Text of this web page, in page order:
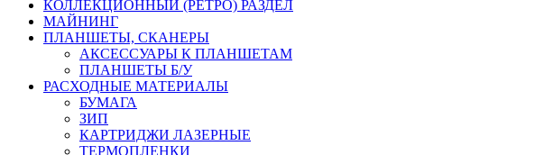
КОЛЛЕКЦИОННЫЙ (РЕТРО) РАЗДЕЛ
МАЙНИНГ
ПЛАНШЕТЫ, СКАНЕРЫ
АКСЕССУАРЫ К ПЛАНШЕТАМ
ПЛАНШЕТЫ Б/У
РАСХОДНЫЕ МАТЕРИАЛЫ
БУМАГА
ЗИП
КАРТРИДЖИ ЛАЗЕРНЫЕ
ТЕРМОПЛЕНКИ